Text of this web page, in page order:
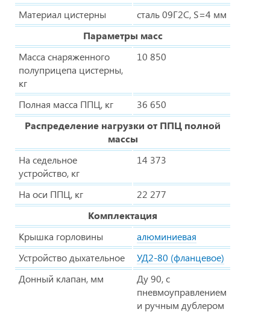
Материал цистерны
сталь 09Г2С, S=4 мм
Параметры масс
Масса снаряженного
полуприцепа цистерны,
кг
10 850
Полная масса ППЦ, кг
36 650
Распределение нагрузки от ППЦ полной
массы
На седельное
устройство, кг
14 373
На оси ППЦ, кг
22 277
Комплектация
Крышка горловины
алюминиевая
Устройство дыхательное
УД2-80 (фланцевое)
Донный клапан, мм
Ду 90, с
пневмоуправлением
и ручным дублером